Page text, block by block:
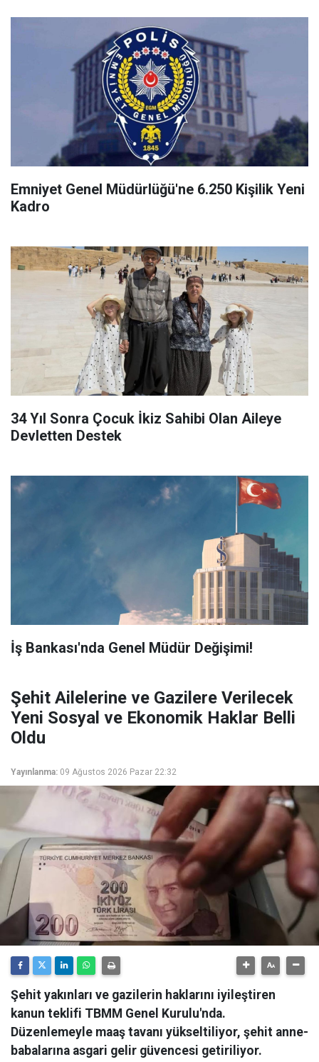
Emniyet Genel Müdürlüğü'ne 6.250 Kişilik Yeni
Kadro
34 Yıl Sonra Çocuk İkiz Sahibi Olan Aileye
Devletten Destek
İş Bankası'nda Genel Müdür Değişimi!
Şehit Ailelerine ve Gazilere Verilecek
Yeni Sosyal ve Ekonomik Haklar Belli
Oldu
Yayınlanma: 09 Ağustos 2026 Pazar 22:32
Şehit yakınları ve gazilerin haklarını iyileştiren
kanun teklifi TBMM Genel Kurulu'nda.
Düzenlemeyle maaş tavanı yükseltiliyor, şehit anne-
babalarına asgari gelir güvencesi getiriliyor.